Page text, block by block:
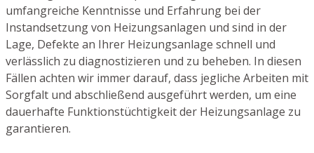
umfangreiche Kenntnisse und Erfahrung bei der
Instandsetzung von Heizungsanlagen und sind in der
Lage, Defekte an Ihrer Heizungsanlage schnell und
verlässlich zu diagnostizieren und zu beheben. In diesen
Fällen achten wir immer darauf, dass jegliche Arbeiten mit
Sorgfalt und abschließend ausgeführt werden, um eine
dauerhafte Funktionstüchtigkeit der Heizungsanlage zu
garantieren.